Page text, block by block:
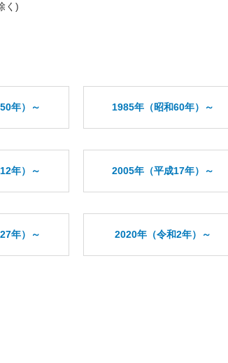
く)
年）～ 1985年（昭和60年）～
年）～ 2005年（平成17年）～
年）～ 2020年（令和2年）～